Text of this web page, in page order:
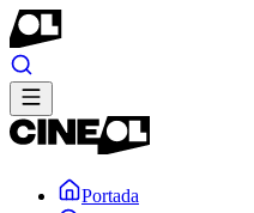
Portada